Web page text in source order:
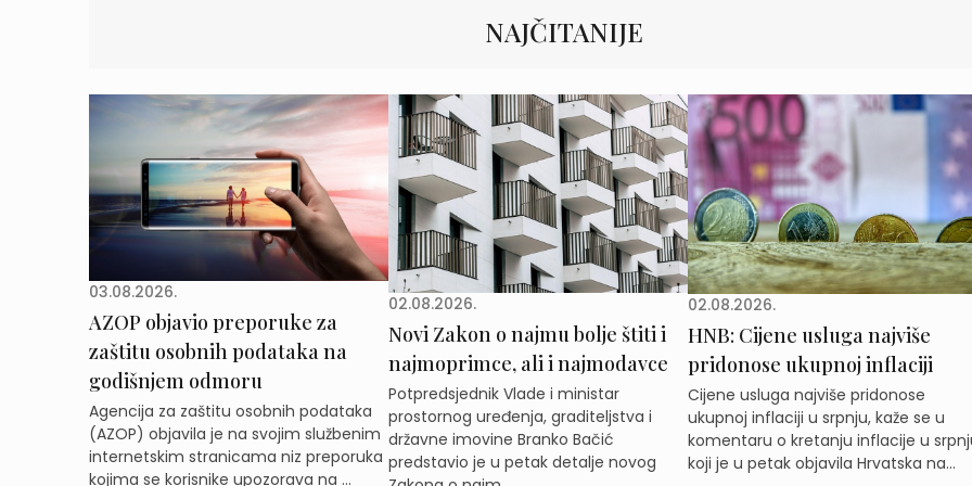
NAJČITANIJE
03.08.2026.
AZOP objavio preporuke za
zaštitu osobnih podataka na
godišnjem odmoru
Agencija za zaštitu osobnih podataka
(AZOP) objavila je na svojim službenim
internetskim stranicama niz preporuka
kojima se korisnike upozorava na ...
02.08.2026.
Novi Zakon o najmu bolje štiti i
najmoprimce, ali i najmodavce
Potpredsjednik Vlade i ministar
prostornog uređenja, graditeljstva i
državne imovine Branko Bačić
predstavio je u petak detalje novog
02.08.2026.
HNB: Cijene usluga najviše
pridonose ukupnoj inflaciji
Cijene usluga najviše pridonose
ukupnoj inflaciji u srpnju, kaže se u
komentaru o kretanju inflacije u
koji je u petak objavila Hrvatska na...